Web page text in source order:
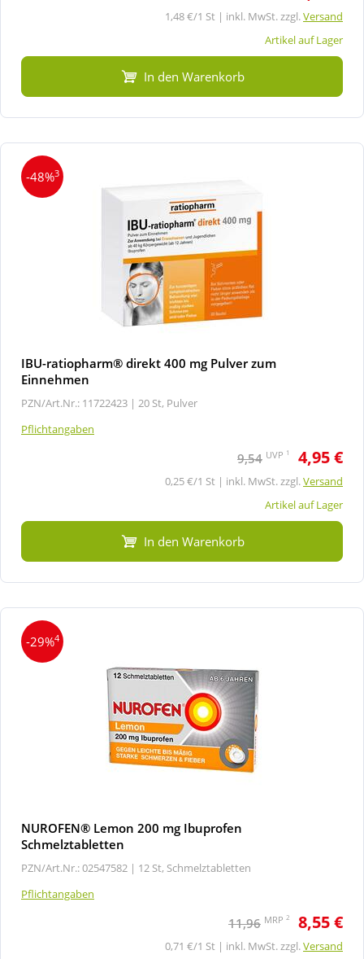
1,48 €/1 St | inkl. MwSt. zzgl.Versand
Artikel auf Lager
In den Warenkorb
-48%3
IBU-ratiopharm® direkt 400 mg Pulver zum
Einnehmen
PZN/Art.Nr.: 11722423 | 20 St, Pulver
Pflichtangaben
9,54 UVP 1 4,95 €
0,25 €/1 St | inkl. MwSt. zzgl.Versand
Artikel auf Lager
In den Warenkorb
-29%4
NUROFEN® Lemon 200 mg Ibuprofen
Schmelztabletten
PZN/Art.Nr.: 02547582 | 12 St, Schmelztabletten
Pflichtangaben
11,96 MRP 2 8,55 €
0,71 €/1 St | inkl. MwSt. zzgl.Versand